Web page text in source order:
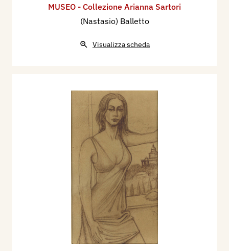
MUSEO - Collezione Arianna Sartori
(Nastasio) Balletto
Visualizza scheda